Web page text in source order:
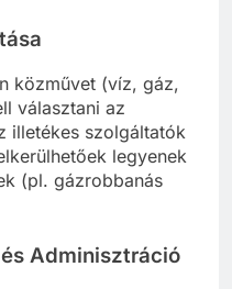
közművet (víz, gáz,
választani az
illetékes szolgáltatók
legyenek
(pl. gázrobbanás
Adminisztráció